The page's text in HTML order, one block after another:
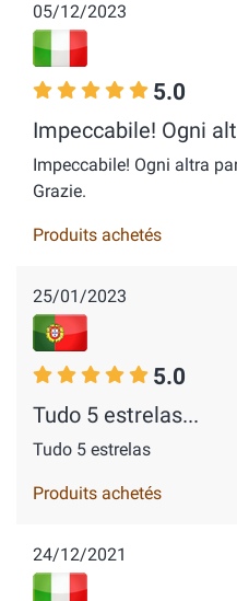
05/12/2023
5.0
Impeccabile! Ogni
Impeccabile! Ogni altra
Grazie.
Produits achetés
25/01/2023
5.0
Tudo 5 estrelas...
Tudo 5 estrelas
Produits achetés
24/12/2021